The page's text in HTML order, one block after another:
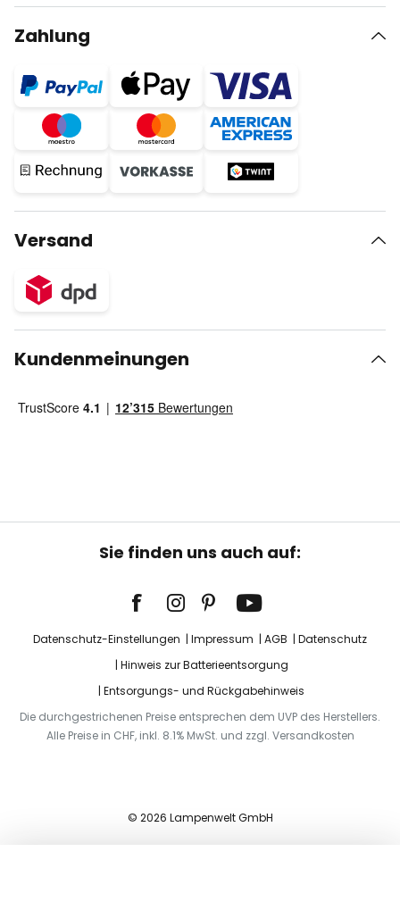
Zahlung
Versand
Kundenmeinungen
Sie finden uns auch auf:
Datenschutz-Einstellungen Impressum AGB
Datenschutz
Hinweis zur Batterieentsorgung
Entsorgungs- und Rückgabehinweis
Die durchgestrichenen Preise entsprechen dem UVP des Herstellers.
Alle Preise in CHF, inkl. 8.1% MwSt. und zzgl. Versandkosten
© 2026 Lampenwelt GmbH